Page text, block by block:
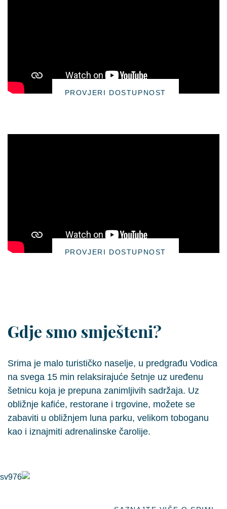
PROVJERI DOSTUPNOST
PROVJERI DOSTUPNOST
Gdje smo smješteni?
Srima je malo turističko naselje, u predgrađu Vodica
na svega 15 min relaksirajuće šetnje uz uređenu
šetnicu koja je prepuna zanimljivih sadržaja. Uz
obližnje kafiće, restorane i trgovine, možete se
zabaviti u obližnjem luna parku, velikom toboganu
kao i iznajmiti adrenalinske čarolije.